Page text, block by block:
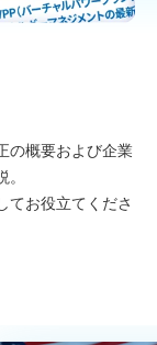
の概要および企業
てお役立てくださ